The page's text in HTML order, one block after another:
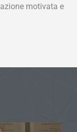
motivata e